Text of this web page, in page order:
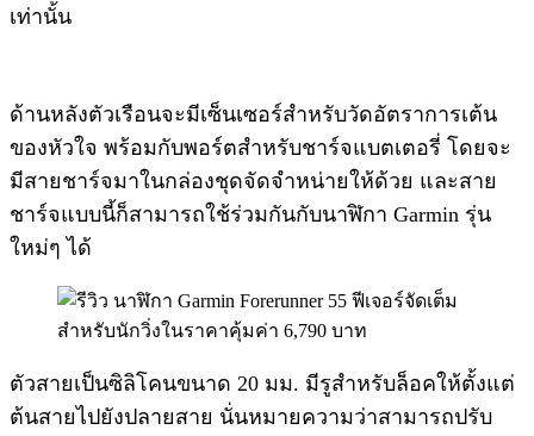
เท่านั้น
ด้านหลังตัวเรือนจะมีเซ็นเซอร์สำหรับวัดอัตราการเต้น
ของหัวใจ พร้อมกับพอร์ตสำหรับชาร์จแบตเตอรี่ โดยจะ
มีสายชาร์จมาในกล่องชุดจัดจำหน่ายให้ด้วย และสาย
ชาร์จแบบนี้ก็สามารถใช้ร่วมกันกับนาฬิกา Garmin รุ่น
ใหม่ๆ ได้
ตัวสายเป็นซิลิโคนขนาด 20 มม. มีรูสำหรับล็อคให้ตั้งแต่
ต้นสายไปยังปลายสาย นั่นหมายความว่าสามารถปรับ